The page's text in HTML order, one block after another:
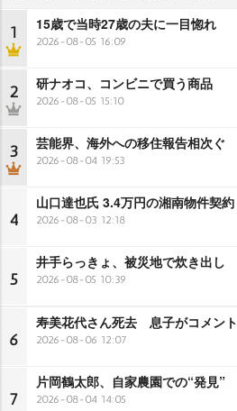
1 15歳で当時27歳の夫に一目惚れ
2026-08-05 16:09
2 研ナオコ、コンビニで買う商品
2026-08-05 15:10
3 芸能界、海外への移住報告相次ぐ
2026-08-04 19:53
4
山口達也氏 3.4万円の湘南物件契約
2026-08-03 12:18
5
井手らっきょ、被災地で炊き出し
2026-08-05 10:39
6
寿美花代さん死去 息子がコメント
2026-08-06 12:07
7
片岡鶴太郎、自家農園での“発見”
2026-08-04 14:05